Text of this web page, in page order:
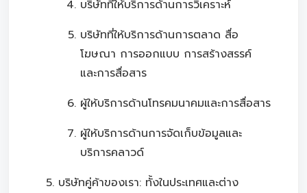
บริษัทที่ให้บริการด้านการวิเคราะห์
บริษัทที่ให้บริการด้านการตลาด สื่อ
โฆษณา การออกแบบ การสร้างสรรค์
และการสื่อสาร
ผู้ให้บริการด้านโทรคมนาคมและการสื่อสาร
ผู้ให้บริการด้านการจัดเก็บข้อมูลและ
บริการคลาวด์
บริษัทคู่ค้าของเรา: ทั้งในประเทศและต่าง